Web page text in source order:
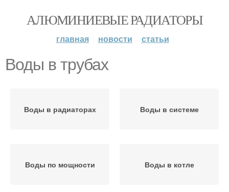
АЛЮМИНИЕВЫЕ РАДИАТОРЫ
главная новости статьи
Воды в трубах
Воды в радиаторах Воды в системе
Воды по мощности Воды в котле